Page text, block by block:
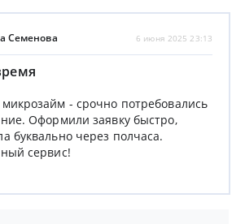
Семенова 6 июня 2025 23:13
- срочно потребовались
Оформили заявку быстро,
буквально через полчаса.
сервис!